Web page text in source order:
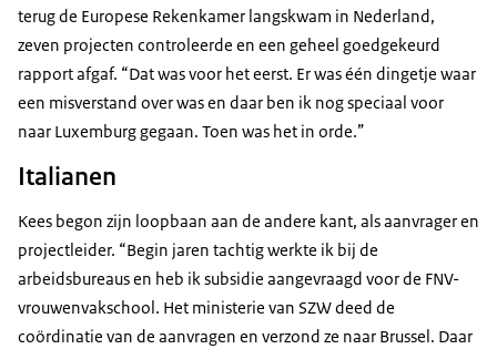
terug de Europese Rekenkamer langskwam in Nederland,
zeven projecten controleerde en een geheel goedgekeurd
rapport afgaf. “Dat was voor het eerst. Er was één dingetje waar
een misverstand over was en daar ben ik nog speciaal voor
naar Luxemburg gegaan. Toen was het in orde.”
Italianen
Kees begon zijn loopbaan aan de andere kant, als aanvrager en
projectleider. “Begin jaren tachtig werkte ik bij de
arbeidsbureaus en heb ik subsidie aangevraagd voor de FNV-
vrouwenvakschool. Het ministerie van SZW deed de
coördinatie van de aanvragen en verzond ze naar Brussel. Daar